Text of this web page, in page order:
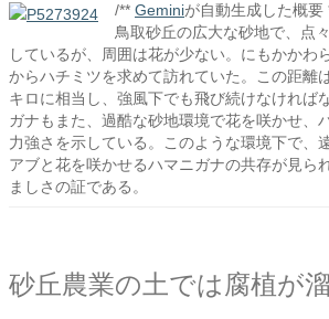
/** Geminiが自動生成した概要
鳥取砂丘の広大な砂地で、点
しているが、周囲は花が少ない。にもかかわ
からハチミツを求めて訪れていた。この距離
キロに相当し、強風下でも飛び続けなければ
ガナもまた、過酷な砂地環境で花を咲かせ、
力強さを示している。このような環境下で、
アブと花を咲かせるハマニガナの共存が見ら
ましさの証である。